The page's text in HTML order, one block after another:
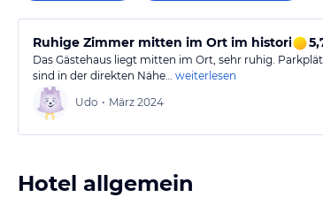
Ruhige Zimmer mitten im Ort im
Das Gästehaus liegt mitten im Ort, sehr ruhig.
sind in der direkten Nähe… weiterlesen
Udo • März 2024
Hotel allgemein